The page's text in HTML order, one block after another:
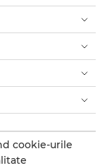
cookie-urile